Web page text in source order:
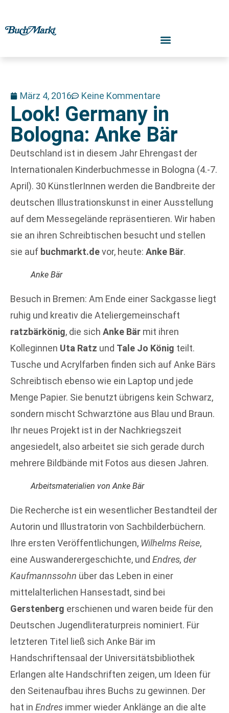
März 4, 2016 Keine Kommentare
Look! Germany in
Bologna: Anke Bär
Deutschland ist in diesem Jahr Ehrengast der
Internationalen Kinderbuchmesse in Bologna (4.-7.
April). 30 KünstlerInnen werden die Bandbreite der
deutschen Illustrationskunst in einer Ausstellung
auf dem Messegelände repräsentieren. Wir haben
sie an ihren Schreibtischen besucht und stellen
sie auf buchmarkt.devor, heute: Anke Bär.
Anke Bär
Besuch in Bremen: Am Ende einer Sackgasse liegt
ruhig und kreativ die Ateliergemeinschaft
ratzbärkönig, die sich Anke Bär mit ihren
Kolleginnen Uta Ratz und Tale Jo König teilt.
Tusche und Acrylfarben finden sich auf Anke Bärs
Schreibtisch ebenso wie ein Laptop und jede
Menge Papier. Sie benutzt übrigens kein Schwarz,
sondern mischt Schwarztöne aus Blau und Braun.
Ihr neues Projekt ist in der Nachkriegszeit
angesiedelt, also arbeitet sie sich gerade durch
mehrere Bildbände mit Fotos aus diesen Jahren.
Arbeitsmaterialien von Anke Bär
Die Recherche ist ein wesentlicher Bestandteil der
Autorin und Illustratorin von Sachbilderbüchern.
Ihre ersten Veröffentlichungen, Wilhelms Reise,
eine Auswanderergeschichte, und Endres, der
Kaufmannssohn über das Leben in einer
mittelalterlichen Hansestadt, sind bei
Gerstenberg erschienen und waren beide für den
Deutschen Jugendliteraturpreis nominiert. Für
letzteren Titel ließ sich Anke Bär im
Handschriftensaal der Universitätsbibliothek
Erlangen alte Handschriften zeigen, um Ideen für
den Seitenaufbau ihres Buchs zu gewinnen. Der
hat in Endres immer wieder Anklänge an die alte